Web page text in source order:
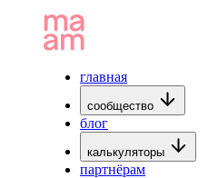
главная
сообщество
блог
калькуляторы
партнёрам